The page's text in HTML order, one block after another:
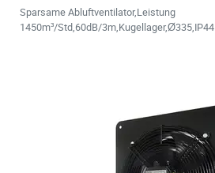
Sparsame Abluftventilator,Leistung
1450m³/Std,60dB/3m,Kugellager,Ø335,IP44